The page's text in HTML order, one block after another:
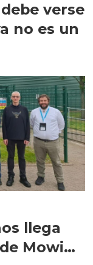
verse
no es un
llega
Mowi